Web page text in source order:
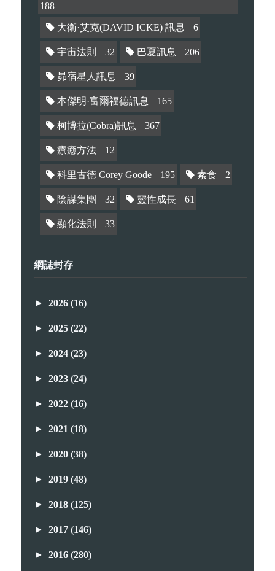
188
大衛·艾克(DAVID ICKE) 訊息 6
宇宙法則 32 巴夏訊息 206
昴宿星人訊息 39
本傑明·富爾福德訊息 165
柯博拉(Cobra)訊息 367
療癒方法 12
科里古德 Corey Goode 195 素食 2
陰謀集團 32 靈性成長 61
顯化法則 33
網誌封存
► 2026 (16)
► 2025 (22)
► 2024 (23)
► 2023 (24)
► 2022 (16)
► 2021 (18)
► 2020 (38)
► 2019 (48)
► 2018 (125)
► 2017 (146)
► 2016 (280)